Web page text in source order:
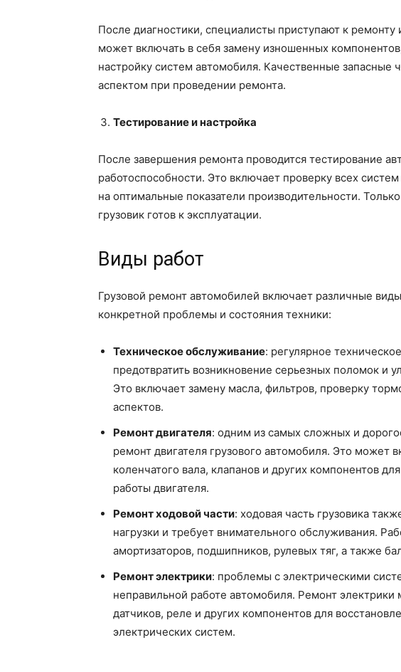
После диагностики, специалисты приступают к
может включать в себя замену изношенных
настройку систем автомобиля. Качественные запасные
аспектом при проведении ремонта.
Тестирование и настройка
После завершения ремонта проводится тестирование
работоспособности. Это включает проверку всех
на оптимальные показатели производительности.
грузовик готов к эксплуатации.
Виды работ
Грузовой ремонт автомобилей включает различные
конкретной проблемы и состояния техники:
Техническое обслуживание: регулярное
предотвратить возникновение серьезных поломок и
Это включает замену масла, фильтров, проверку
аспектов.
Ремонт двигателя: одним из самых сложных и
ремонт двигателя грузового автомобиля. Это может
коленчатого вала, клапанов и других компонентов
работы двигателя.
Ремонт ходовой части: ходовая часть грузовика
нагрузки и требует внимательного обслуживания.
амортизаторов, подшипников, рулевых тяг, а также
Ремонт электрики: проблемы с электрическими
неправильной работе автомобиля. Ремонт
датчиков, реле и других компонентов для
электрических систем.